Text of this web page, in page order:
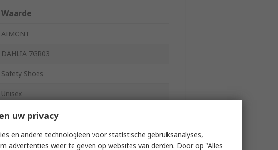
Waarde
AIMONT
DAHLIA 7GR03
Safety Shoes
Unisex
38
5
uw privacy
en andere technologieën voor statistische gebruiksanalyses,
advertenties weer te geven op websites van derden. Door op "Alles